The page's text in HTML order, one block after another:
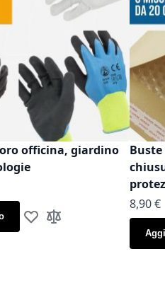
officina, giardino
Aggiungi alla lista desideri
Aggiungi al confronto
As low
8,90 €